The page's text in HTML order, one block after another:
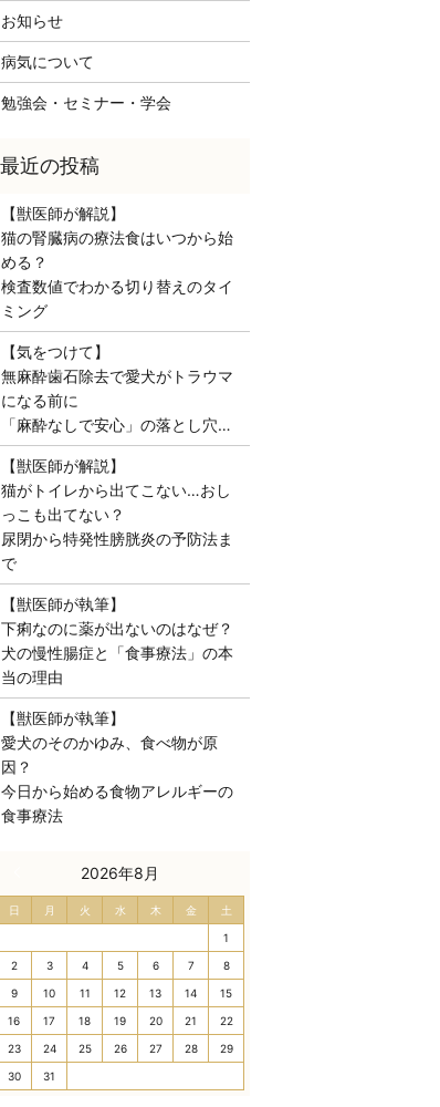
お知らせ
病気について
勉強会・セミナー・学会
【獣医師が解説】
猫の腎臓病の療法食はいつから始
める？
検査数値でわかる切り替えのタイ
ミング
【気をつけて】
無麻酔歯石除去で愛犬がトラウマ
になる前に
「麻酔なしで安心」の落とし穴…
【獣医師が解説】
猫がトイレから出てこない…おし
っこも出てない？
尿閉から特発性膀胱炎の予防法ま
で
【獣医師が執筆】
下痢なのに薬が出ないのはなぜ？
犬の慢性腸症と「食事療法」の本
当の理由
【獣医師が執筆】
愛犬のそのかゆみ、食べ物が原
因？
今日から始める食物アレルギーの
食事療法
2026年8月
日 月 火 水 木 金 土
1
2 3 4 5 6 7 8
9 10 11 12 13 14 15
16 17 18 19 20 21 22
23 24 25 26 27 28 29
30 31